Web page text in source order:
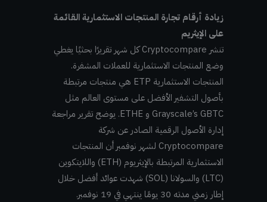
زيادة أرقام تجارة المنتجات الاستثمارية القائمة
على الإيثريم
تنشر Cryptocompare كل شهر تقريرًا بحثيًا يغطي
وضع المنتجات الاستثمارية للعملات المشفرة.
المنتجات الاستثمارية ETP هي منتجات مرتبطة
بأصول التشفير الأفضل على مستوى العالم مثل
Grayscale’s GBTC و ETHE. يوضح تقرير مراجعة
إدارة الأصول الرقمية الصادر عن شركة
Cryptocompare لشهر نوفمبر أن المنتجات
الاستثمارية المرتبطة بالإيثريوم (ETH) واللايتكوين
(LTC) والسولانا (SOL) شهدت عوائد أفضل خلال
إطار زمني مدته 30 يومًا ينتهي في 19 نوفمبر.